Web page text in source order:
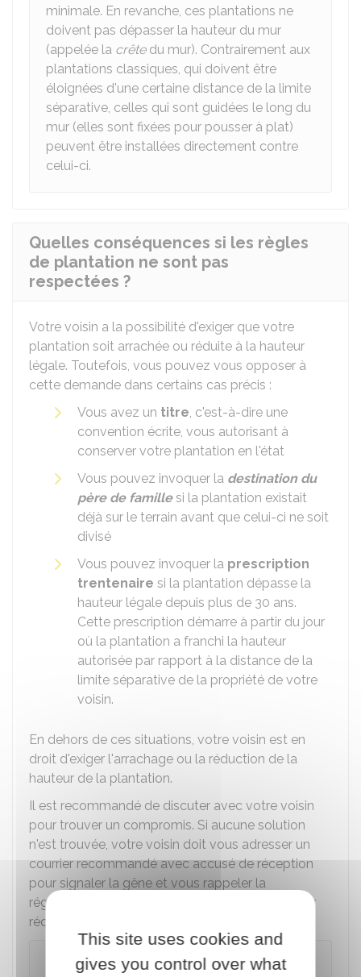
minimale. En revanche, ces plantations ne
doivent pas dépasser la hauteur du mur
(appelée la crêtedu mur). Contrairement aux
plantations classiques, qui doivent être
éloignées d'une certaine distance de la limite
séparative, celles qui sont guidées le long du
mur (elles sont fixées pour pousser à plat)
peuvent être installées directement contre
celui-ci.
Quelles conséquences si les règles
de plantation ne sont pas
respectées ?
Votre voisin a la possibilité d'exiger que votre
plantation soit arrachée ou réduite à la hauteur
légale. Toutefois, vous pouvez vous opposer à
cette demande dans certains cas précis :
Vous avez un titre, c'est-à-dire une
convention écrite, vous autorisant à
conserver votre plantation en l'état
Vous pouvez invoquer la destination du
père de famillesi la plantation existait
déjà sur le terrain avant que celui-ci ne soit
divisé
Vous pouvez invoquer la prescription
trentenaire si la plantation dépasse la
hauteur légale depuis plus de 30 ans.
Cette prescription démarre à partir du jour
où la plantation a franchi la hauteur
autorisée par rapport à la distance de la
limite séparative de la propriété de votre
voisin.
En dehors de ces situations, votre voisin est en
droit d'exiger l'arrachage ou la réduction de la
hauteur de la plantation.
Il est recommandé de discuter avec votre voisin
pour trouver un compromis. Si aucune solution
n'est trouvée, votre voisin doit vous adresser un
courrier recommandé avec accusé de réception
pour signaler la gêne et vous rappeler la
réglementation. Un modèle peut être utilisé pour
rédiger ce courrier :
Demander à son voisin de couper
This site uses cookies and
gives you control over what